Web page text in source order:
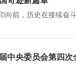
前，历史在接续奋斗
中央委员会第四次